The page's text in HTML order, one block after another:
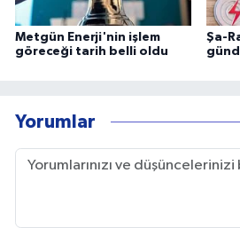
Metgün Enerji'nin işlem
göreceği tarih belli oldu
Şa-
Yorumlar